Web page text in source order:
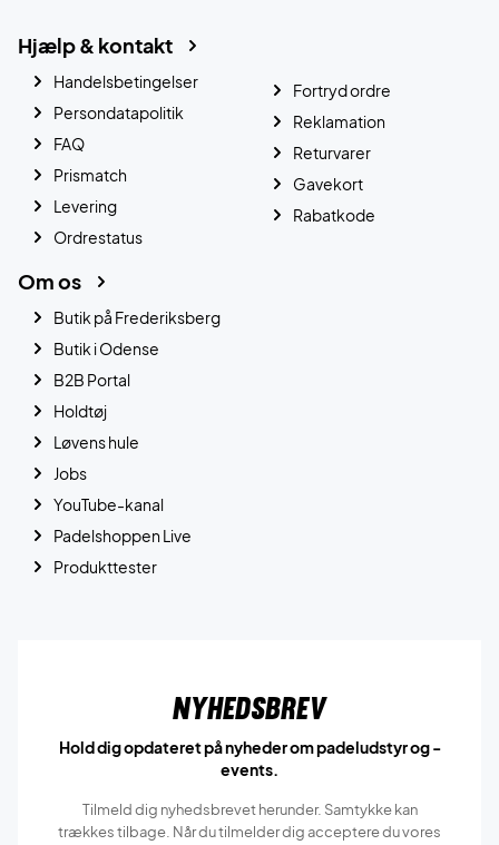
Hjælp & kontakt
Handelsbetingelser
Persondatapolitik
FAQ
Prismatch
Levering
Ordrestatus
Fortryd ordre
Reklamation
Returvarer
Gavekort
Rabatkode
Om os
Butik på Frederiksberg
Butik i Odense
B2B Portal
Holdtøj
Løvens hule
Jobs
YouTube-kanal
Padelshoppen Live
Produkttester
Nyhedsbrev
Hold dig opdateret på nyheder om padeludstyr og -
events.
Tilmeld dig nyhedsbrevet herunder. Samtykke kan
trækkes tilbage. Når du tilmelder dig acceptere du vores